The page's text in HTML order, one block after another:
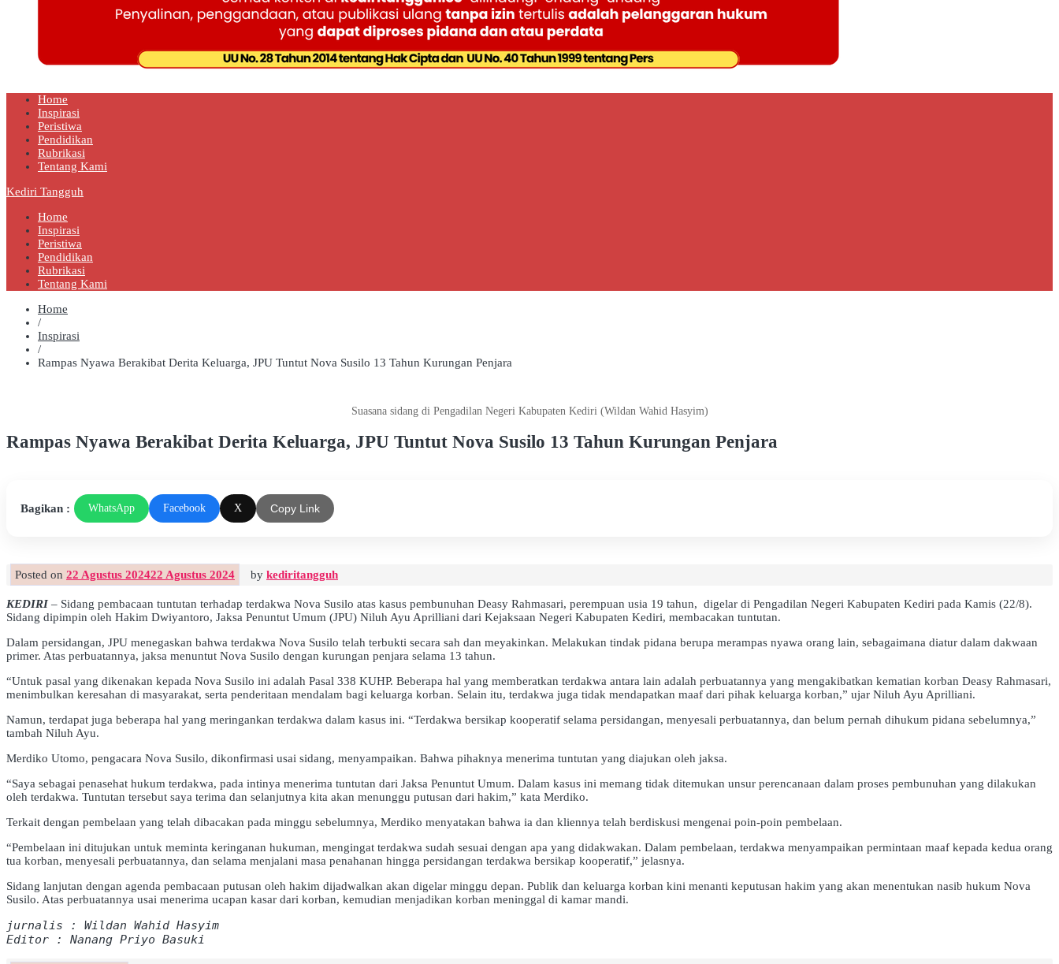
Home
Inspirasi
Peristiwa
Pendidikan
Rubrikasi
Tentang Kami
Kediri Tangguh
Home
Inspirasi
Peristiwa
Pendidikan
Rubrikasi
Tentang Kami
Home
/
Inspirasi
/
Rampas Nyawa Berakibat Derita Keluarga, JPU Tuntut Nova Susilo 13 Tahun Kurungan Penjara
Suasana sidang di Pengadilan Negeri Kabupaten Kediri (Wildan Wahid Hasyim)
Rampas Nyawa Berakibat Derita Keluarga, JPU Tuntut Nova Susilo 13 Tahun Kurungan Penjara
Bagikan : WhatsApp Facebook X Copy Link
Posted on 22 Agustus 202422 Agustus 2024 by kediritangguh
KEDIRI– Sidang pembacaan tuntutan terhadap terdakwa Nova Susilo atas kasus pembunuhan Deasy Rahmasari, perempuan usia 19 tahun, digelar di Pengadilan Negeri Kabupaten Kediri pada Kamis (22/8).
Sidang dipimpin oleh Hakim Dwiyantoro, Jaksa Penuntut Umum (JPU) Niluh Ayu Aprilliani dari Kejaksaan Negeri Kabupaten Kediri, membacakan tuntutan.
Dalam persidangan, JPU menegaskan bahwa terdakwa Nova Susilo telah terbukti secara sah dan meyakinkan. Melakukan tindak pidana berupa merampas nyawa orang lain, sebagaimana diatur dalam dakwaan
primer. Atas perbuatannya, jaksa menuntut Nova Susilo dengan kurungan penjara selama 13 tahun.
“Untuk pasal yang dikenakan kepada Nova Susilo ini adalah Pasal 338 KUHP. Beberapa hal yang memberatkan terdakwa antara lain adalah perbuatannya yang mengakibatkan kematian korban Deasy Rahmasari,
menimbulkan keresahan di masyarakat, serta penderitaan mendalam bagi keluarga korban. Selain itu, terdakwa juga tidak mendapatkan maaf dari pihak keluarga korban,” ujar Niluh Ayu Aprilliani.
Namun, terdapat juga beberapa hal yang meringankan terdakwa dalam kasus ini. “Terdakwa bersikap kooperatif selama persidangan, menyesali perbuatannya, dan belum pernah dihukum pidana sebelumnya,”
tambah Niluh Ayu.
Merdiko Utomo, pengacara Nova Susilo, dikonfirmasi usai sidang, menyampaikan. Bahwa pihaknya menerima tuntutan yang diajukan oleh jaksa.
“Saya sebagai penasehat hukum terdakwa, pada intinya menerima tuntutan dari Jaksa Penuntut Umum. Dalam kasus ini memang tidak ditemukan unsur perencanaan dalam proses pembunuhan yang dilakukan
oleh terdakwa. Tuntutan tersebut saya terima dan selanjutnya kita akan menunggu putusan dari hakim,” kata Merdiko.
Terkait dengan pembelaan yang telah dibacakan pada minggu sebelumnya, Merdiko menyatakan bahwa ia dan kliennya telah berdiskusi mengenai poin-poin pembelaan.
“Pembelaan ini ditujukan untuk meminta keringanan hukuman, mengingat terdakwa sudah sesuai dengan apa yang didakwakan. Dalam pembelaan, terdakwa menyampaikan permintaan maaf kepada kedua orang
tua korban, menyesali perbuatannya, dan selama menjalani masa penahanan hingga persidangan terdakwa bersikap kooperatif,” jelasnya.
Sidang lanjutan dengan agenda pembacaan putusan oleh hakim dijadwalkan akan digelar minggu depan. Publik dan keluarga korban kini menanti keputusan hakim yang akan menentukan nasib hukum Nova
Susilo. Atas perbuatannya usai menerima ucapan kasar dari korban, kemudian menjadikan korban meninggal di kamar mandi.
jurnalis : Wildan Wahid Hasyim
Editor : Nanang Priyo Basuki